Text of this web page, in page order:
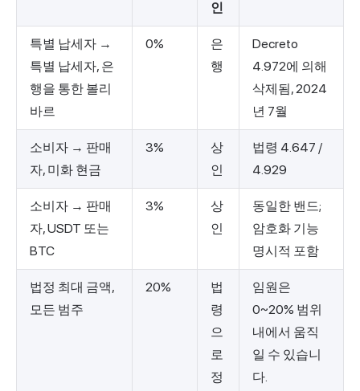
인
특별 납세자 →
특별 납세자, 은
행을 통한 볼리
바르
0%
은
행
Decreto
4.972에 의해
삭제됨, 2024
년 7월
소비자 → 판매
자, 미화 현금
3%
상
인
법령 4.647 /
4.929
소비자 → 판매
자, USDT 또는
BTC
3%
상
인
동일한 밴드;
암호화 기능
명시적 포함
법정 최대 금액,
모든 범주
20%
법
령
으
로
정
임원은
0~20% 범위
내에서 움직
일 수 있습니
다.